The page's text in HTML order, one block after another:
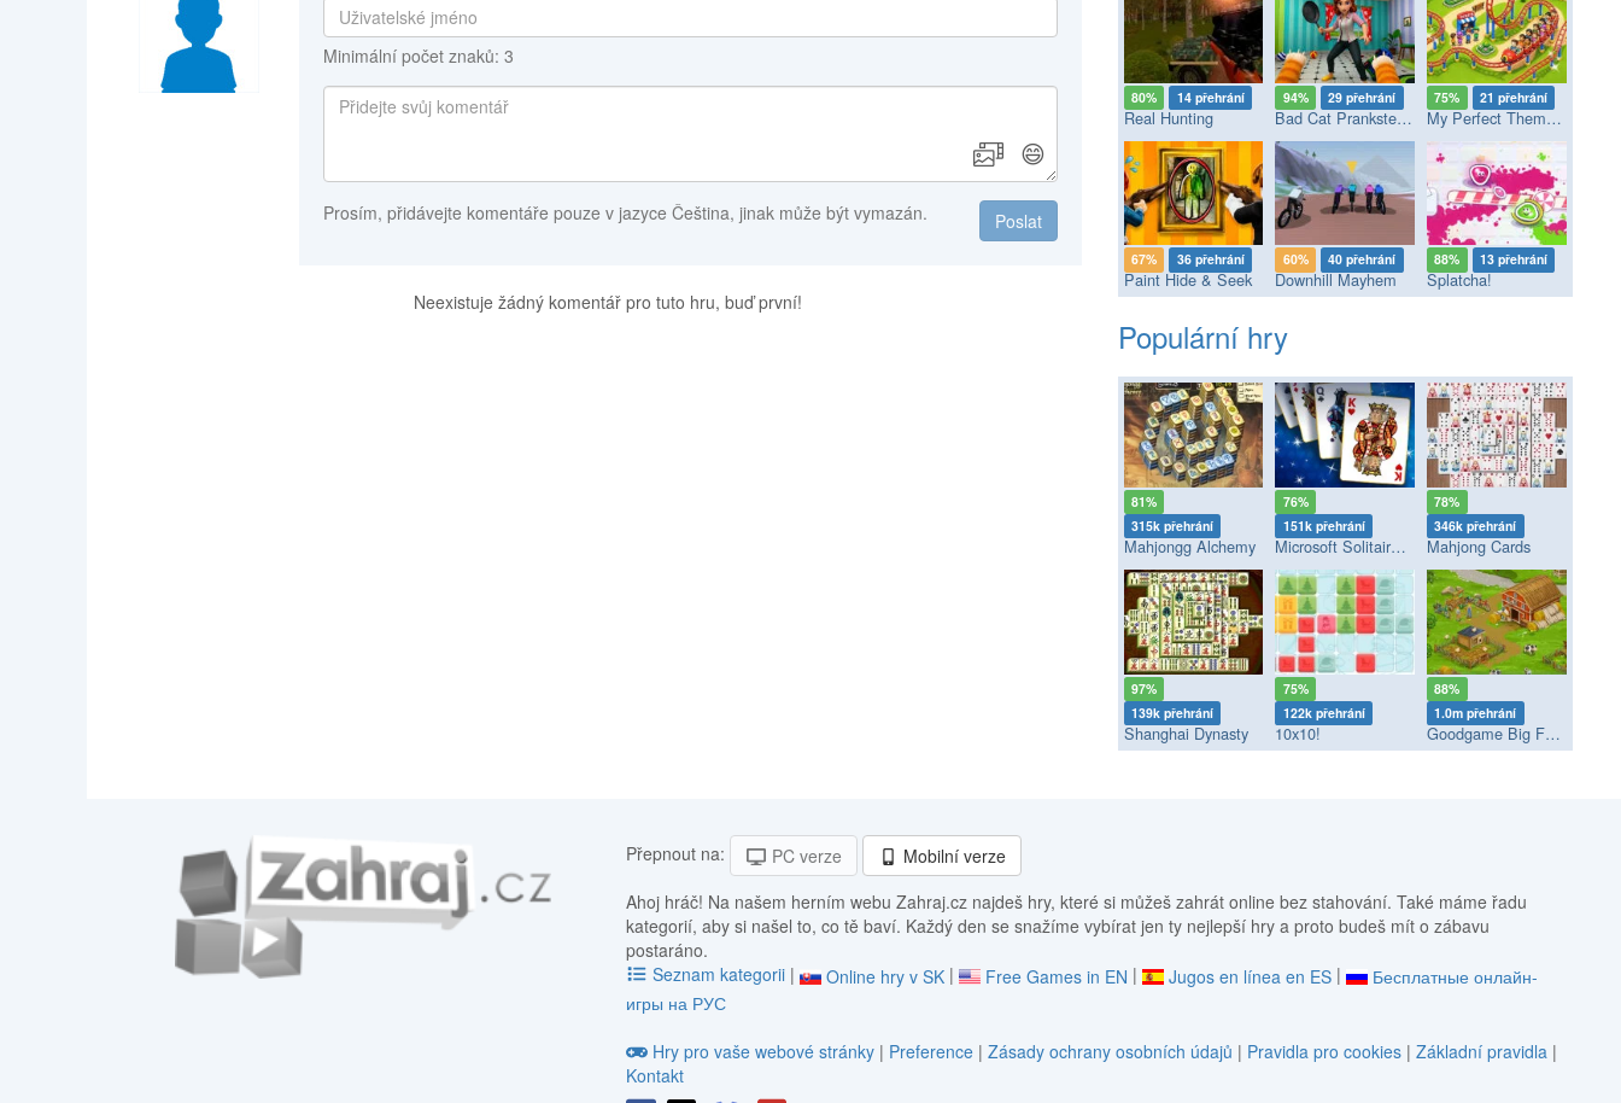
Minimální počet znaků: 3
😄
Poslat
Prosím, přidávejte komentáře pouze v jazyce Čeština, jinak může být vymazán.
Neexistuje žádný komentář pro tuto hru, buď první!
80% 14 přehrání
Real Hunting
94% 29 přehrání
Bad Cat Prankster - Mom’s Return
75% 21 přehrání
My Perfect Theme Park
67% 36 přehrání
Paint Hide & Seek
60% 40 přehrání
Downhill Mayhem
88% 13 přehrání
Splatcha!
Populární hry
81%
315k přehrání
Mahjongg Alchemy
76%
151k přehrání
Microsoft Solitaire Collection
78%
346k přehrání
Mahjong Cards
97%
139k přehrání
Shanghai Dynasty
75%
122k přehrání
10x10!
88%
1.0m přehrání
Goodgame Big Farm
Přepnout na: PC verze
Mobilní verze
Ahoj hráč! Na našem herním webu Zahraj.cz najdeš hry, které si můžeš zahrát online bez stahování. Také máme řadu
kategorií, aby si našel to, co tě baví. Každý den se snažíme vybírat jen ty nejlepší hry a proto budeš mít o zábavu
postaráno.
Seznam kategorii | Online hry v SK | Free Games in EN | Jugos en línea en ES |
Бесплатные онлайн-
игры на РУС
Hry pro vaše webové stránky | Preference | Zásady ochrany osobních údajů | Pravidla pro cookies| Základní pravidla|
Kontakt